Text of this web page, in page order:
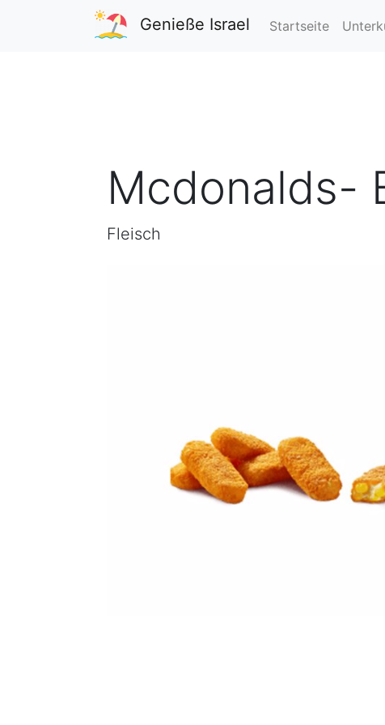
Genieße Israel Startseite
Mcdonalds-
Fleisch